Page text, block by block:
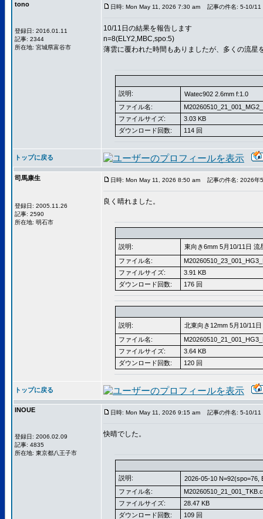
tono
登録日: 2016.01.11
記事: 2344
所在地: 宮城県富谷市
日時: Mon May 11, 2026 7:30 am 記事の件名: 5-10/11
10/11日の結果を報告します
n=8(ELY2,MBC,spo:5)
薄雲に覆われた時間もありましたが、多くの流星
説明:
Watec902 2.6mm f:1.0
ファイル名:
ファイルサイズ:
3.03 KB
ダウンロード回数:
114 回
トップに戻る
司馬康生
登録日: 2005.11.26
記事: 2590
所在地: 明石市
日時: Mon May 11, 2026 8:50 am 記事の件名: 2026年
良く晴れました。
説明:
東向き6mm 5月10/11日 流
ファイル名:
ファイルサイズ:
3.91 KB
ダウンロード回数:
176 回
説明:
北東向き12mm 5月10/11
ファイル名:
ファイルサイズ:
3.64 KB
ダウンロード回数:
120 回
トップに戻る
INOUE
登録日: 2006.02.09
記事: 4835
所在地: 東京都八王子市
日時: Mon May 11, 2026 9:15 am 記事の件名: 5-10/11
快晴でした。
説明:
2026-05-10 N=92(spo=76,
ファイル名:
ファイルサイズ:
28.47 KB
ダウンロード回数:
109 回